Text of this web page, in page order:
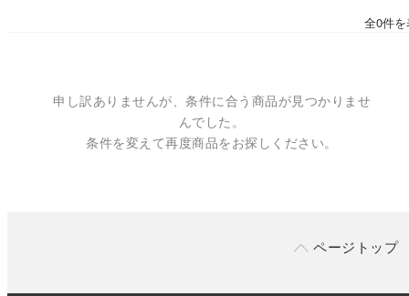
全0件
申し訳ありませんが、条件に合う商品が見つかりませ
んでした。
条件を変えて再度商品をお探しください。
ページトップ